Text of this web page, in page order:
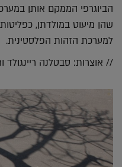
הביוגרפי הממקם אותן
שהן מיעוט במולדתן,
למערכת הזהות הפלסטינית.
// אוצרות: סבטלנה ריינגולד